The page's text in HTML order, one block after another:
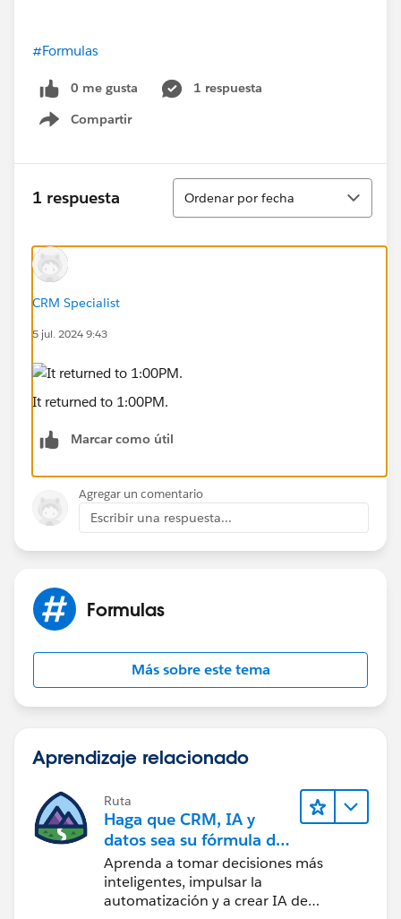
#Formulas
0 me gusta
1 respuesta
Compartir
Show menu
1 respuesta
Ordenar
Ordenar por fecha
CRM Specialist
5 jul. 2024 9:43
It returned to 1:00PM.
Marcar como útil
Agregar un comentario
Escribir una respuesta...
Formulas
Más sobre este tema
Aprendizaje relacionado
Ruta
Haga que CRM, IA y
datos sea su fórmula de
confianza
Aprenda a tomar decisiones más
inteligentes, impulsar la
automatización y a crear IA de